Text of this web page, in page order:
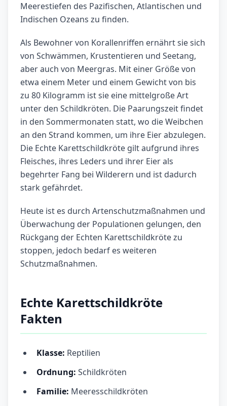
Meerestiefen des Pazifischen, Atlantischen und
Indischen Ozeans zu finden.
Als Bewohner von Korallenriffen ernährt sie sich
von Schwämmen, Krustentieren und Seetang,
aber auch von Meergras. Mit einer Größe von
etwa einem Meter und einem Gewicht von bis
zu 80 Kilogramm ist sie eine mittelgroße Art
unter den Schildkröten. Die Paarungszeit findet
in den Sommermonaten statt, wo die Weibchen
an den Strand kommen, um ihre Eier abzulegen.
Die Echte Karettschildkröte gilt aufgrund ihres
Fleisches, ihres Leders und ihrer Eier als
begehrter Fang bei Wilderern und ist dadurch
stark gefährdet.
Heute ist es durch Artenschutzmaßnahmen und
Überwachung der Populationen gelungen, den
Rückgang der Echten Karettschildkröte zu
stoppen, jedoch bedarf es weiteren
Schutzmaßnahmen.
Echte Karettschildkröte
Fakten
Klasse: Reptilien
Ordnung: Schildkröten
Familie: Meeresschildkröten